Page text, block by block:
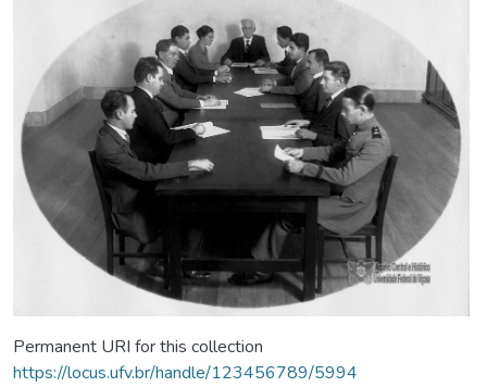
Permanent URI for this collection
https://locus.ufv.br/handle/123456789/5994